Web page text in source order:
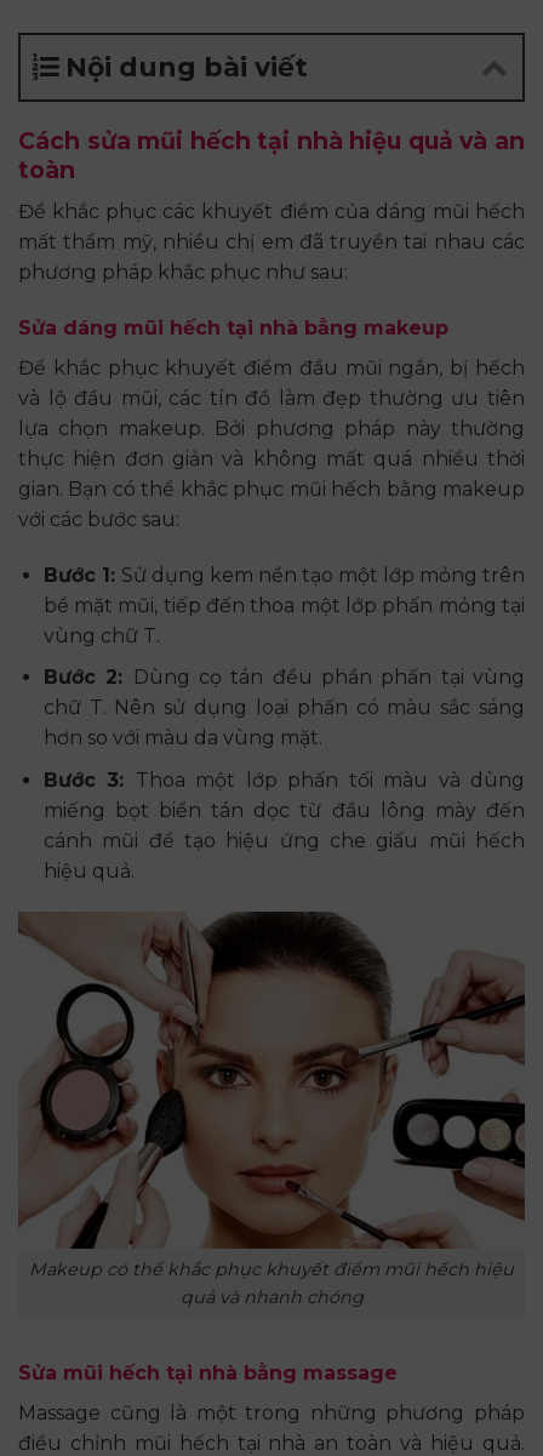
Nội dung bài viết
Cách sửa mũi hếch tại nhà hiệu quả và an
toàn
Để khắc phục các khuyết điểm của dáng mũi hếch
mất thẩm mỹ, nhiều chị em đã truyền tai nhau các
phương pháp khắc phục như sau:
Sửa dáng mũi hếch tại nhà bằng makeup
Để khắc phục khuyết điểm đầu mũi ngắn, bị hếch
và lộ đầu mũi, các tín đồ làm đẹp thường ưu tiên
lựa chọn makeup. Bởi phương pháp này thường
thực hiện đơn giản và không mất quá nhiều thời
gian. Bạn có thể khắc phục mũi hếch bằng makeup
với các bước sau:
Bước 1: Sử dụng kem nền tạo một lớp mỏng trên
bề mặt mũi, tiếp đến thoa một lớp phấn mỏng tại
vùng chữ T.
Bước 2: Dùng cọ tán đều phần phấn tại vùng
chữ T. Nên sử dụng loại phấn có màu sắc sáng
hơn so với màu da vùng mặt.
Bước 3: Thoa một lớp phấn tối màu và dùng
miếng bọt biển tán dọc từ đầu lông mày đến
cánh mũi để tạo hiệu ứng che giấu mũi hếch
hiệu quả.
Makeup có thể khắc phục khuyết điểm mũi hếch hiệu
quả và nhanh chóng
Sửa mũi hếch tại nhà bằng massage
Massage cũng là một trong những phương pháp
điều chỉnh mũi hếch tại nhà an toàn và hiệu quả.